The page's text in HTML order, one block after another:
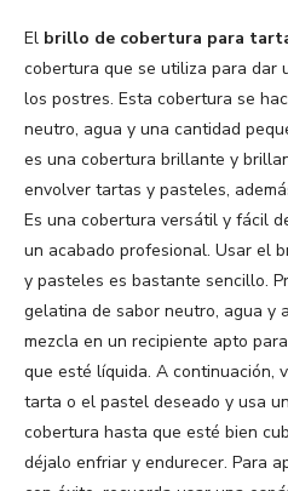
El brillo de cobertura para
cobertura que se utiliza para dar
los postres. Esta cobertura se
neutro, agua y una cantidad
es una cobertura brillante y
envolver tartas y pasteles,
Es una cobertura versátil y fácil
un acabado profesional. Usar el
y pasteles es bastante sencillo.
gelatina de sabor neutro, agua y
mezcla en un recipiente apto
que esté líquida. A continuación,
tarta o el pastel deseado y usa
cobertura hasta que esté bien
déjalo enfriar y endurecer. Para